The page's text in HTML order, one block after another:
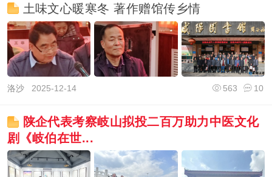
土味文心暖寒冬 著作赠馆传乡情
洛沙2025-12-14 10
563
陕企代表考察岐山拟投二百万助力中医文化
剧《岐伯在世...